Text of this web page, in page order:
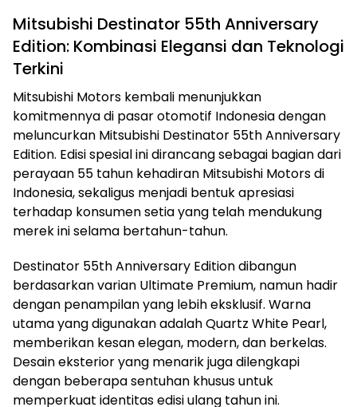
Mitsubishi Destinator 55th Anniversary
Edition: Kombinasi Elegansi dan Teknologi
Terkini
Mitsubishi Motors kembali menunjukkan
komitmennya di pasar otomotif Indonesia dengan
meluncurkan Mitsubishi Destinator 55th Anniversary
Edition. Edisi spesial ini dirancang sebagai bagian dari
perayaan 55 tahun kehadiran Mitsubishi Motors di
Indonesia, sekaligus menjadi bentuk apresiasi
terhadap konsumen setia yang telah mendukung
merek ini selama bertahun-tahun.
Destinator 55th Anniversary Edition dibangun
berdasarkan varian Ultimate Premium, namun hadir
dengan penampilan yang lebih eksklusif. Warna
utama yang digunakan adalah Quartz White Pearl,
memberikan kesan elegan, modern, dan berkelas.
Desain eksterior yang menarik juga dilengkapi
dengan beberapa sentuhan khusus untuk
memperkuat identitas edisi ulang tahun ini.